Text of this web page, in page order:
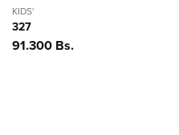
KIDS'
327
Precio
91.300 Bs.